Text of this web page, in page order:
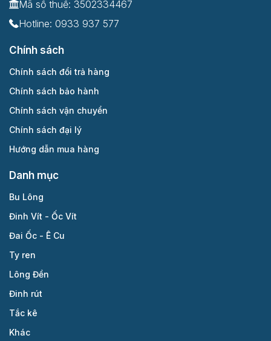
Mã số thuế: 3502334467
Hotline: 0933 937 577
Chính sách
Chính sách đổi trả hàng
Chính sách bảo hành
Chính sách vận chuyển
Chính sách đại lý
Hướng dẫn mua hàng
Danh mục
Bu Lông
Đinh Vít - Ốc Vít
Đai Ốc - Ê Cu
Ty ren
Lông Đền
Đinh rút
Tắc kê
Khác